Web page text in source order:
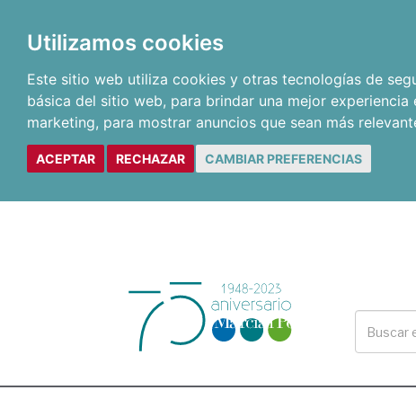
Utilizamos cookies
Este sitio web utiliza cookies y otras tecnologías de
básica del sitio web, para brindar una mejor experiencia
marketing, para mostrar anuncios que sean más
ACEPTAR RECHAZAR CAMBIAR PREFERENCIAS